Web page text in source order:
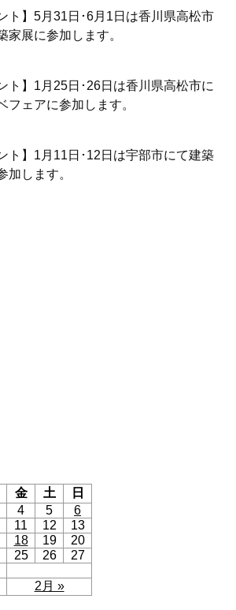
ト】5月31日･6月1日は香川県高松市
家展に参加します。
ト】1月25日･26日は香川県高松市に
フェアに参加します。
ト】1月11日･12日は宇部市にて建築
加します。
金 土 日
2月 »
4 5
6
11 12
13
18 19
20
25 26
27